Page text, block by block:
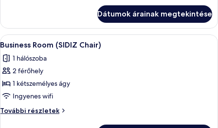
Dátumok árainak megtekintése
A
következő
szoba
összes
képének
megtekintése:
Business
Room
Egy szállodai szoba, amelyben
12
Business Room (SIDIZ Chair)
1 hálószoba
2 férőhely
1 kétszemélyes ágy
Ingyenes wifi
További részletek
Business